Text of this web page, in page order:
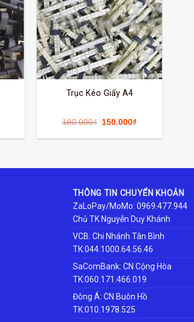
Trục Kéo Giấy A4
180.000₫ 150.000₫
THÔNG TIN CHUYỂN KHOẢN
ZaLoPay/MoMo: 0969.477.944
Chủ TK Nguyễn Duy Khánh
VCB: Chi Nhánh Tân Bình
TK:044.1000.64.56.46
SaComBank: CN Cộng Hòa
TK:060.171.466.019
Đông Á: CN Buôn Hồ
TK:010.1978.525